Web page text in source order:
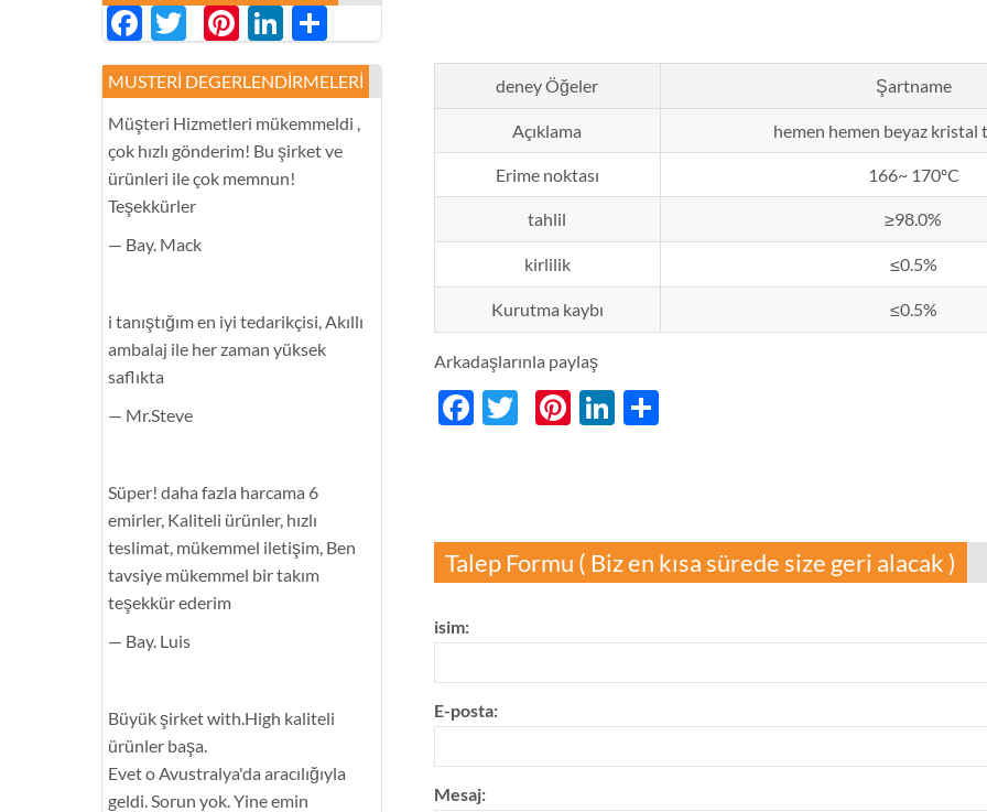
deney Öğeler Şartname
Açıklama hemen hemen beyaz kristal
Erime noktası 166~ 170ºC
tahlil ≥98.0%
kirlilik ≤0.5%
Kurutma kaybı ≤0.5%
Arkadaşlarınla ​​paylaş
Facebook
Twitter
Pinterest
LinkedIn
分
Talep Formu ( Biz en kısa sürede size geri alacak )
isim:
E-posta:
Mesaj:
Facebook
Twitter
Pinterest
LinkedIn
享
MUSTERI DEGERLENDIRMELERI
Müşteri Hizmetleri mükemmeldi ,
çok hızlı gönderim! Bu şirket ve
ürünleri ile çok memnun!
Teşekkürler
— Bay. Mack
i tanıştığım en iyi tedarikçisi, Akıllı
ambalaj ile her zaman yüksek
saflıkta
— Mr.Steve
Süper! daha fazla harcama 6
emirler, Kaliteli ürünler, hızlı
teslimat, mükemmel iletişim, Ben
tavsiye mükemmel bir takım
teşekkür ederim
— Bay. Luis
Büyük şirket with.High kaliteli
ürünler başa.
Evet o Avustralya'da aracılığıyla
geldi. Sorun yok. Yine emin